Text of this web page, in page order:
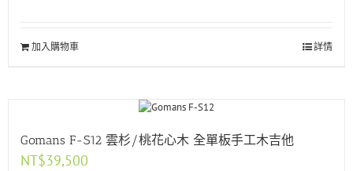
加入購物車 詳情
Gomans F-S12 雲杉/桃花心木 全單板手工木吉他
NT$39,500